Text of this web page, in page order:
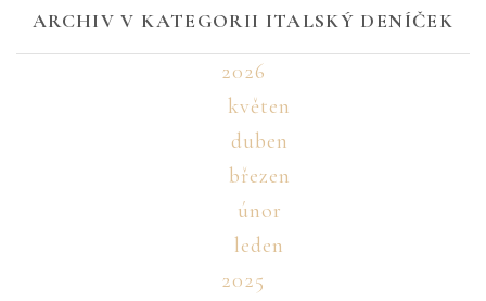
ARCHIV V KATEGORII ITALSKÝ DENÍČEK
2026
květen
duben
březen
únor
leden
2025